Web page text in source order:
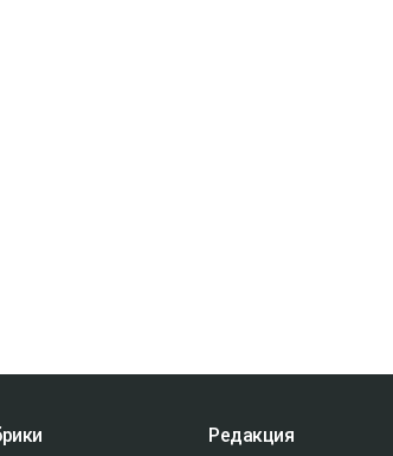
Редакция